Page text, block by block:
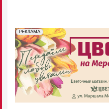
erid: 2SDnjdAF4V7
РЕКЛАМА
Реклама